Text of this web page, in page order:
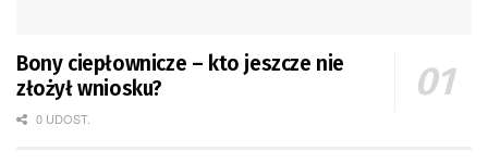
Bony ciepłownicze – kto jeszcze nie
złożył wniosku?
0 UDOST.